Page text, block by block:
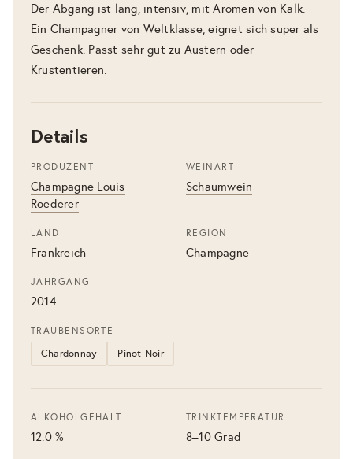
Der Abgang ist lang, intensiv, mit Aromen von Kalk.
Ein Champagner von Weltklasse, eignet sich super als
Geschenk. Passt sehr gut zu Austern oder
Krustentieren.
Details
PRODUZENT
Champagne Louis
Roederer
WEINART
Schaumwein
LAND
Frankreich
REGION
Champagne
JAHRGANG
2014
TRAUBENSORTE
Chardonnay Pinot Noir
ALKOHOLGEHALT
12.0 %
TRINKTEMPERATUR
8–10 Grad